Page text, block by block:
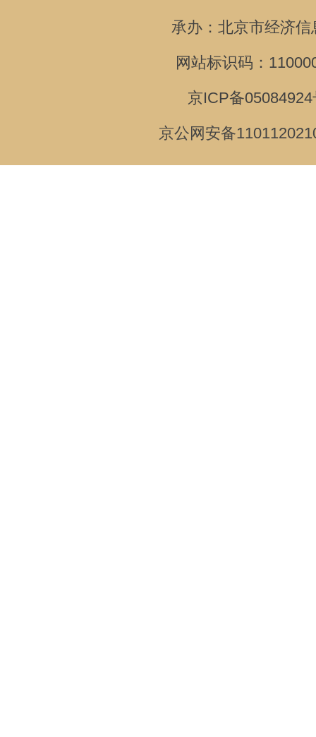
承办：北京市经济信
网站标识码：
京ICP备
京公网安备